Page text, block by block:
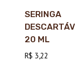
SERINGA
20 ML
R$ 3,22